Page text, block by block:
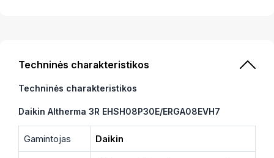
Techninės charakteristikos
Techninės charakteristikos
Daikin Altherma 3R EHSH08P30E/ERGA08EVH7
Gamintojas Daikin